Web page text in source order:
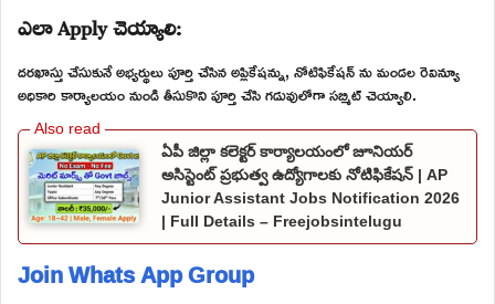
ఎలా Apply చెయ్యాలి:
దరఖాస్తు చేసుకునే అభ్యర్థులు పూర్తి చేసిన అప్లికేషన్ను, నోటిఫికేషన్ ను మండల రెవిన్యూ
అధికారి కార్యాలయం నుండి తీసుకొని పూర్తి చేసి గడువులోగా సబ్మిట్ చెయ్యాలి.
ఏపీ జిల్లా కలెక్టర్ కార్యాలయంలో జూనియర్
అసిస్టెంట్ ప్రభుత్వ ఉద్యోగాలకు నోటిఫికేషన్ | AP
Junior Assistant Jobs Notification 2026
| Full Details – Freejobsintelugu
Join Whats App Group